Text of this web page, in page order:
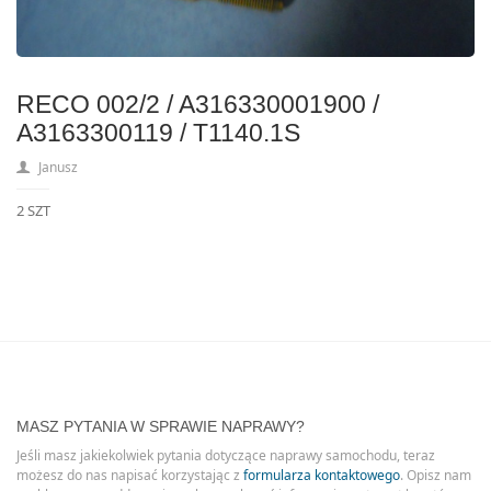
RECO 002/2 / A316330001900 /
A3163300119 / T1140.1S
Janusz
2 SZT
MASZ PYTANIA W SPRAWIE NAPRAWY?
Jeśli masz jakiekolwiek pytania dotyczące naprawy samochodu, teraz
możesz do nas napisać korzystając z formularza kontaktowego. Opisz nam